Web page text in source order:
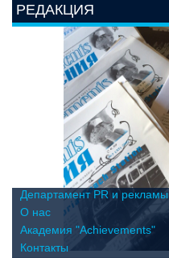
РЕДАКЦИЯ
Департамент PR и рекламы
О нас
Академия "Achievements"
Контакты